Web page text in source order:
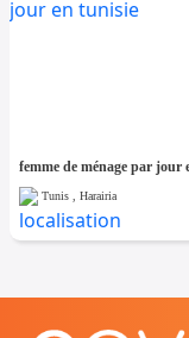
femme de ménage par jour
Tunis , Harairia